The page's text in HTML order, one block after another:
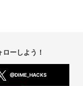
ーしよう！
@DIME_HACKS